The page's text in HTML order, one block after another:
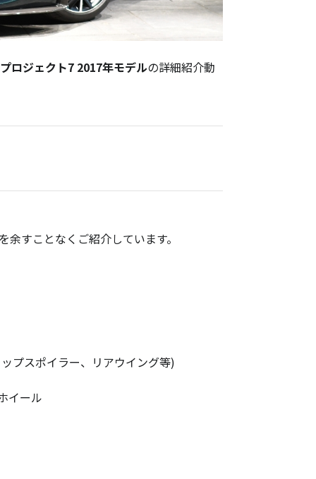
ロジェクト7 2017年モデルの詳細紹介動
すことなくご紹介しています。
プスポイラー、リアウイング等)
イール